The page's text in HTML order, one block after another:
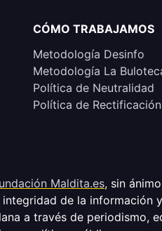
CÓMO TRABAJAMOS
Metodología Desinfo
Metodología La
Política de Neutralidad
Política de Rectificación
Maldita.es, sin
de la información
a través de periodismo,